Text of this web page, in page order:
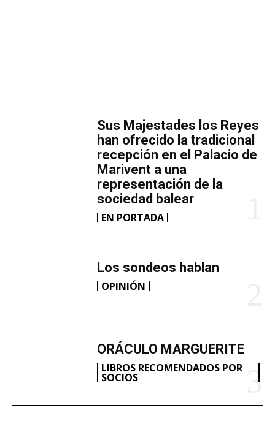
​Sus Majestades los Reyes
han ofrecido la tradicional
recepción en el Palacio de
Marivent​ a una
representación de la
sociedad balear
EN PORTADA
Los sondeos hablan
OPINIÓN
ORÁCULO MARGUERITE
LIBROS RECOMENDADOS POR
SOCIOS